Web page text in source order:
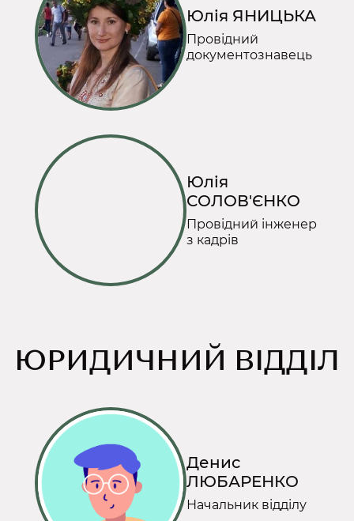
Юлія ЯНИЦЬКА
Провідний
документознавець
Юлія
СОЛОВ'ЄНКО
Провідний інженер
з кадрів
ЮРИДИЧНИЙ ВІДДІЛ
Денис
ЛЮБАРЕНКО
Начальник відділу